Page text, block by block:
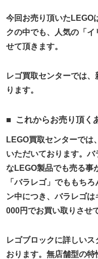
今回お売り頂いたLEGO
クの中でも、人気の「
せて頂きます。
レゴ買取センターでは
ります。
これからお売り頂く
LEGO買取センターでは
いただいております。
なLEGO製品でも売る事
「バラレゴ」でももち
ン中につき、バラレゴ
000円でお買い取りさせ
レゴブロックに詳しい
おります。無店舗型の